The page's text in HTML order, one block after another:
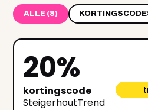
ALLE (8)
20%
kortingscode
SteigerhoutTrend